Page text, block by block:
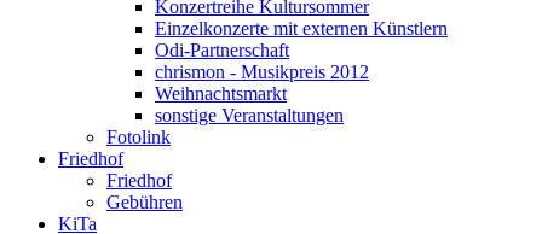
Konzertreihe Kultursommer
Einzelkonzerte mit externen Künstlern
Odi-Partnerschaft
chrismon - Musikpreis 2012
Weihnachtsmarkt
sonstige Veranstaltungen
Fotolink
Friedhof
Friedhof
Gebühren
KiTa